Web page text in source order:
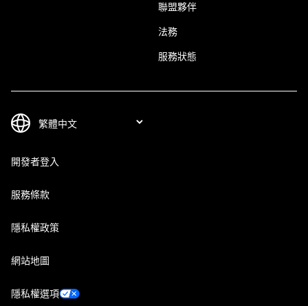
聯盟夥伴
法務
服務狀態
開發者登入
服務條款
隱私權政策
網站地圖
隱私權選項